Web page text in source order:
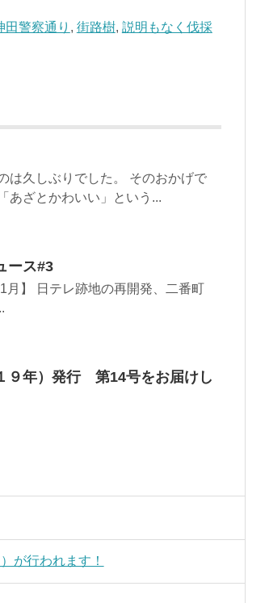
田警察通り , 街路樹, 説明もなく伐採
は久しぶりでした。 そのおかげで
あざとかわいい」という...
ース#3
】 日テレ跡地の再開発、二番町
９年）発行 第14号をお届けし
が行われます！